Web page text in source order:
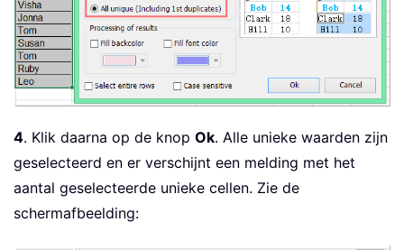
4. Klik daarna op de knop Ok. Alle unieke waarden zijn
geselecteerd en er verschijnt een melding met het
aantal geselecteerde unieke cellen. Zie de
schermafbeelding: